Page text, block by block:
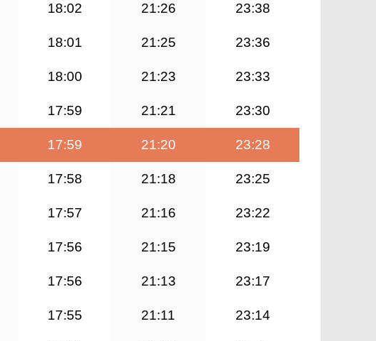
18:02 21:26 23:38
18:01 21:25 23:36
18:00 21:23 23:33
17:59 21:21 23:30
17:59 21:20 23:28
17:58 21:18 23:25
17:57 21:16 23:22
17:56 21:15 23:19
17:56 21:13 23:17
17:55 21:11 23:14